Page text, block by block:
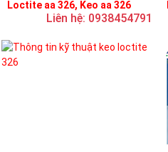
Loctite aa 326, Keo aa 326
Liên hệ: 0938454791